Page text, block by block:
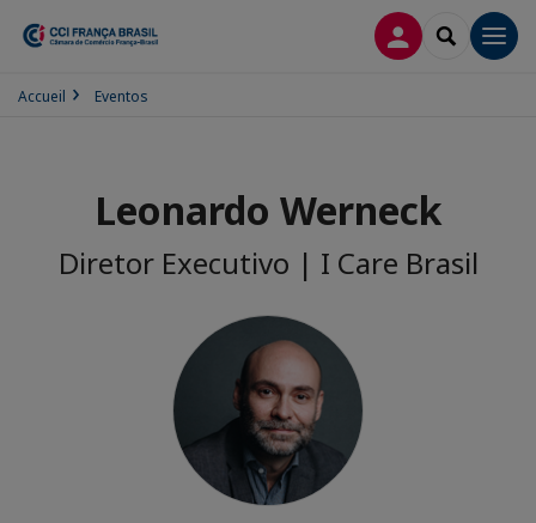
CONEXÃOSEARCH
Accueil Eventos
Leonardo Werneck
Diretor Executivo | I Care Brasil